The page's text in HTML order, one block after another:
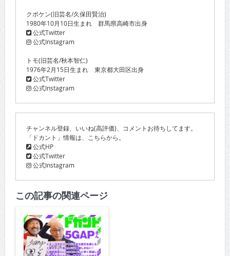
クボケン(旧芸名/久保田賢治)
1980年10月10日生まれ 群馬県高崎市出身
公式Twitter
公式Instagram
トモ(旧芸名/秋本智仁)
1976年2月15日生まれ 東京都大田区出身
公式Twitter
公式Instagram
チャンネル登録、いいね(高評価)、コメントお待ちしてます。
「ドカント」情報は、こちらから。
公式HP
公式Twitter
公式Instagram
この記事の関連ページ